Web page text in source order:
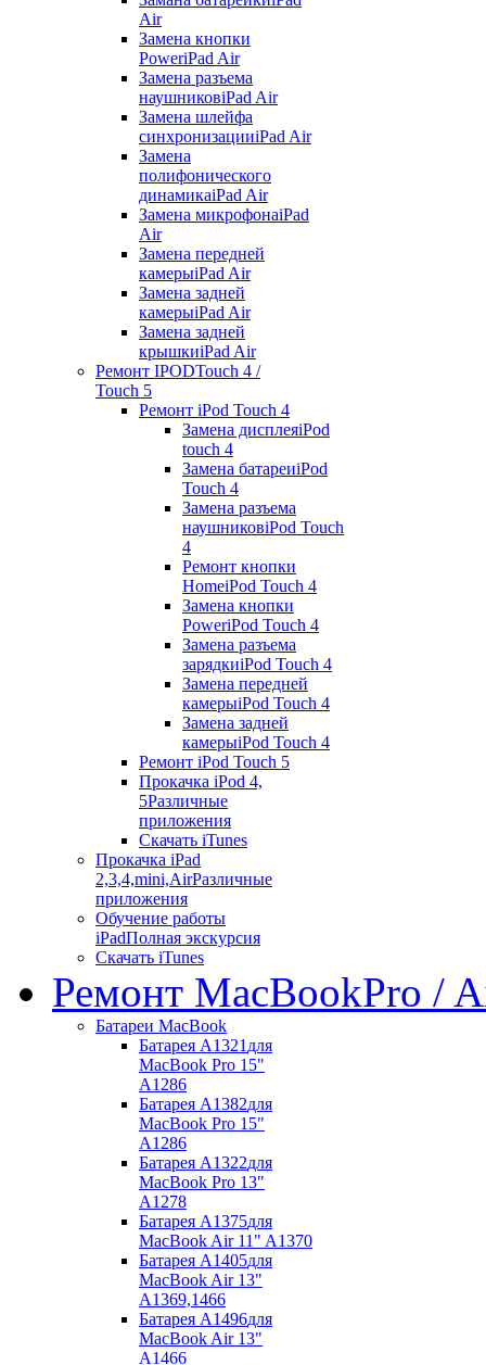
Air
Замена кнопки
PoweriPad Air
Замена разъема
наушниковiPad Air
Замена шлейфа
синхронизацииiPad Air
Замена
полифонического
динамикаiPad Air
Замена микрофонаiPad
Air
Замена передней
камерыiPad Air
Замена задней
камерыiPad Air
Замена задней
крышкиiPad Air
Ремонт IPODTouch 4 /
Touch 5
Ремонт iPod Touch 4
Замена дисплеяiPod
touch 4
Замена батареиiPod
Touch 4
Замена разъема
наушниковiPod Touch
4
Ремонт кнопки
HomeiPod Touch 4
Замена кнопки
PoweriPod Touch 4
Замена разъема
зарядкиiPod Touch 4
Замена передней
камерыiPod Touch 4
Замена задней
камерыiPod Touch 4
Ремонт iPod Touch 5
Прокачка iPod 4,
5Различные
приложения
Скачать iTunes
Прокачка iPad
2,3,4,mini,AirРазличные
приложения
Обучение работы
iPadПолная экскурсия
Скачать iTunes
Ремонт MacBookPro /
Батареи MacBook
Батарея A1321 для
MacBook Pro 15"
A1286
Батарея A1382для
MacBook Pro 15"
A1286
Батарея A1322для
MacBook Pro 13"
A1278
Батарея A1375для
MacBook Air 11" A1370
Батарея A1405для
MacBook Air 13"
A1369,1466
Батарея A1496для
MacBook Air 13"
A1466